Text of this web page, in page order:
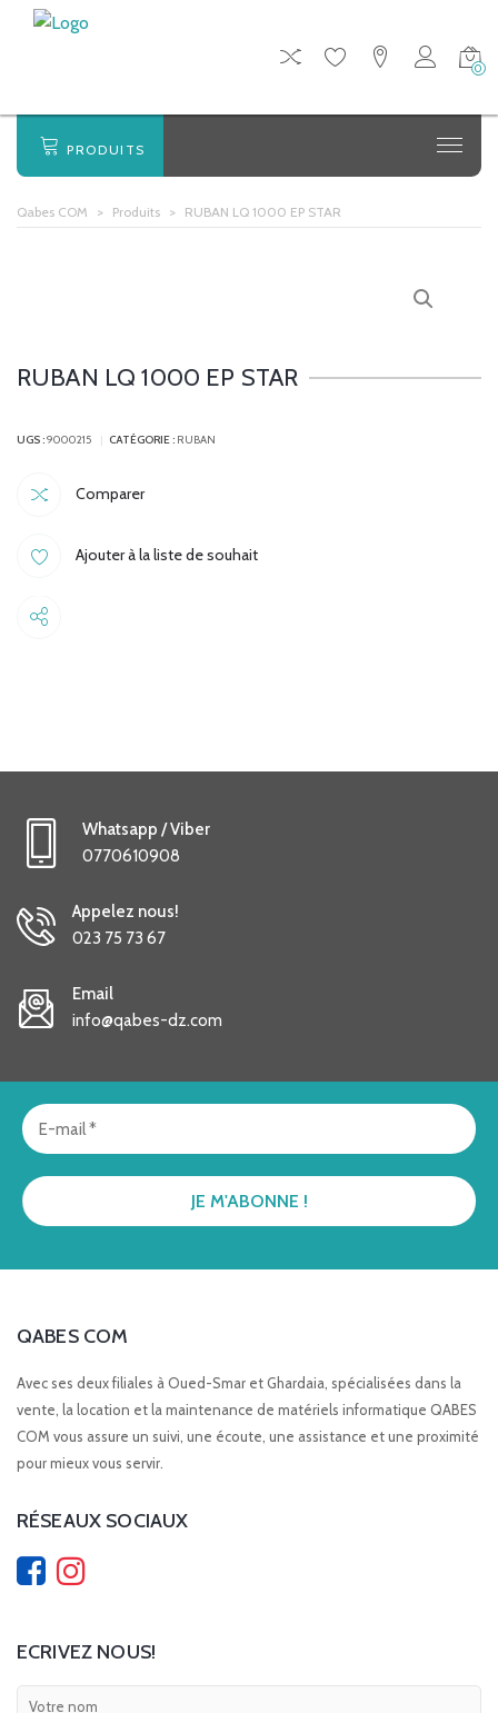
0
PRODUITS
Qabes COM > Produits > RUBAN LQ 1000 EP STAR
RUBAN LQ 1000 EP STAR
UGS :9000215 CATÉGORIE : RUBAN
Comparer
Ajouter à la liste de souhait
Whatsapp / Viber
0770610908
Appelez nous!
023 75 73 67
Email
info@qabes-dz.com
QABES COM
Avec ses deux filiales à Oued-Smar et Ghardaia, spécialisées dans la
vente, la location et la maintenance de matériels informatique QABES
COM vous assure un suivi, une écoute, une assistance et une proximité
pour mieux vous servir.
RÉSEAUX SOCIAUX
ECRIVEZ NOUS!